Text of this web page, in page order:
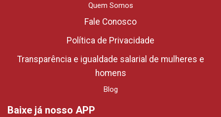
Quem Somos
Fale Conosco
Política de Privacidade
Transparência e igualdade salarial de mulheres e
homens
Blog
Baixe já nosso APP